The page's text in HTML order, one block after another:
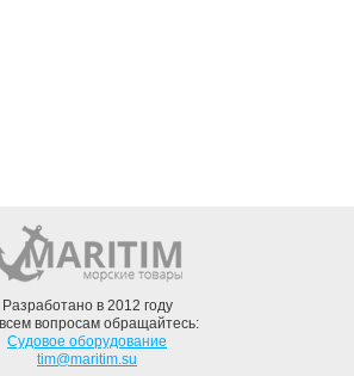
Разработано в 2012 году
вопросам обращайтесь:
Судовое оборудование
tim@maritim.su